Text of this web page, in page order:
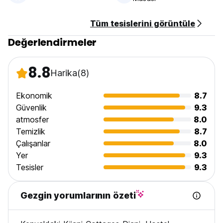
Tüm tesislerini görüntüle
Değerlendirmeler
8.8Harika(8)
Ekonomik
8.7
Güvenlik
9.3
atmosfer
8.0
Temizlik
8.7
Çalışanlar
8.0
Yer
9.3
Tesisler
9.3
Gezgin yorumlarının özeti